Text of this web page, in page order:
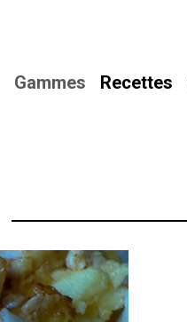
Gammes Recettes